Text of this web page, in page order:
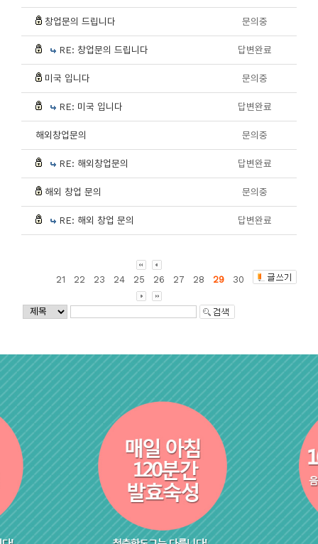
창업문의 드립니다 문의중
RE: 창업문의 드립니다 답변완료
미국 입니다 문의중
RE: 미국 입니다 답변완료
해외창업문의 문의중
RE: 해외창업문의 답변완료
해외 창업 문의 문의중
RE: 해외 창업 문의 답변완료
21 22 23 24 25 26 27 28 29 30